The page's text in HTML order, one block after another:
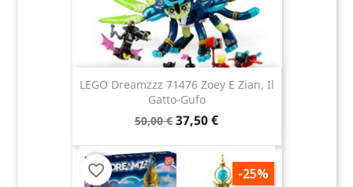
LEGO Dreamzzz 71476 Zoey E Zian, Il
Gatto-Gufo
50,00 € 37,50 €
-25%
favorite_border